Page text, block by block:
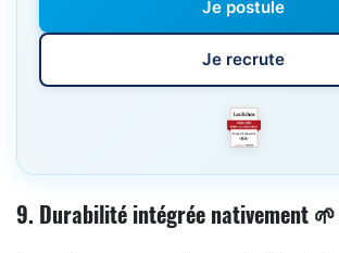
Je postule
Je recrute
9. Durabilité intégrée nativement 🌱